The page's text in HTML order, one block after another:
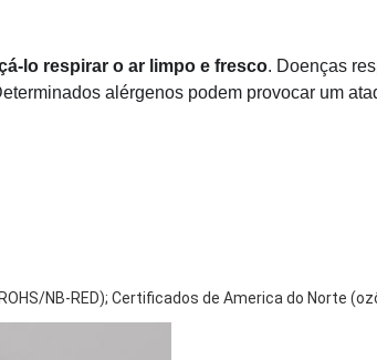
lo respirar o ar limpo e fresco. Doenças
alérgenos podem provocar um
NB-RED); Certificados de America do Norte